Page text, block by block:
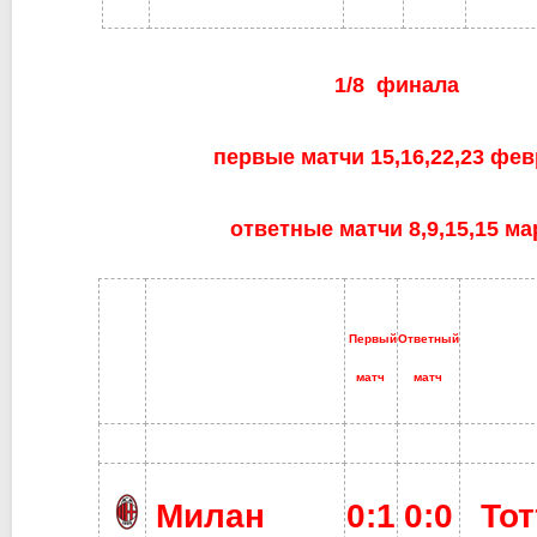
1/8 финала
первые матчи 15,16,22,23
ответные матчи 8,9,15,15
Первый
матч
Ответный
матч
Милан 0:1 0:0